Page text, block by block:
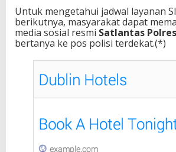
Untuk mengetahui jadwal layanan
berikutnya, masyarakat dapat
media sosial resmi Satlantas
bertanya ke pos polisi terdekat.(*)